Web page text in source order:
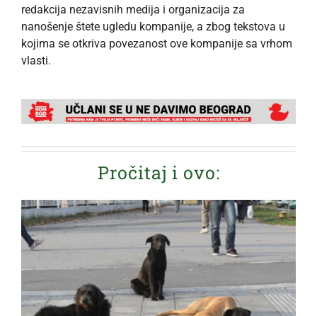
redakcija nezavisnih medija i organizacija za
nanošenje štete ugledu kompanije, a zbog tekstova u
kojima se otkriva povezanost ove kompanije sa vrhom
vlasti.
Pročitaj i ovo: